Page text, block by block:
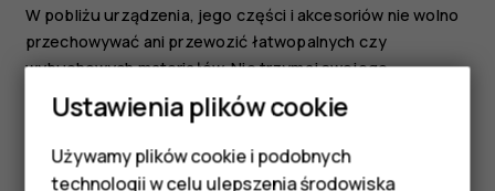
Smartfony
W pobliżu urządzenia, jego części i akcesoriów nie wolno
przechowywać ani przewozić łatwopalnych czy
wybuchowych materiałów. Nie trzymaj swojego
urządzenia lub akcesoriów w strefie wybuchu poduszki
powietrznej.
Ustawienia plików cookie
Używamy plików cookie i podobnych
technologii w celu ulepszenia środowiska